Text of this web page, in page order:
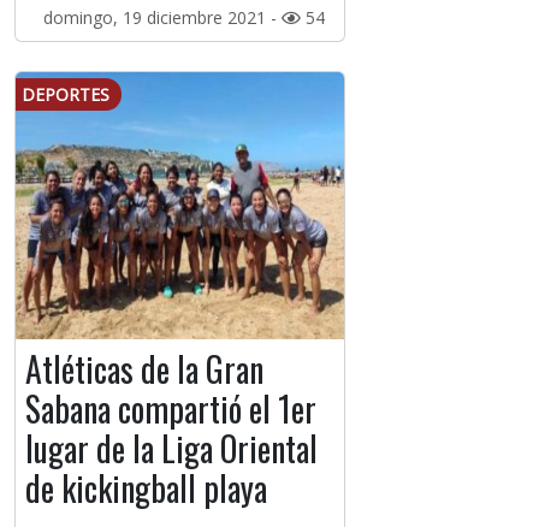
domingo, 19 diciembre 2021 - 54
DEPORTES
Atléticas de la Gran
Sabana compartió el 1er
lugar de la Liga Oriental
de kickingball playa